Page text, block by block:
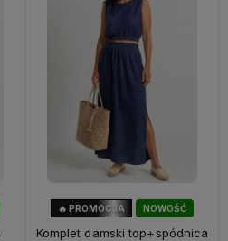
NOWOŚĆ
🔥 PROMOCJA
Komplet damski top+spódnica